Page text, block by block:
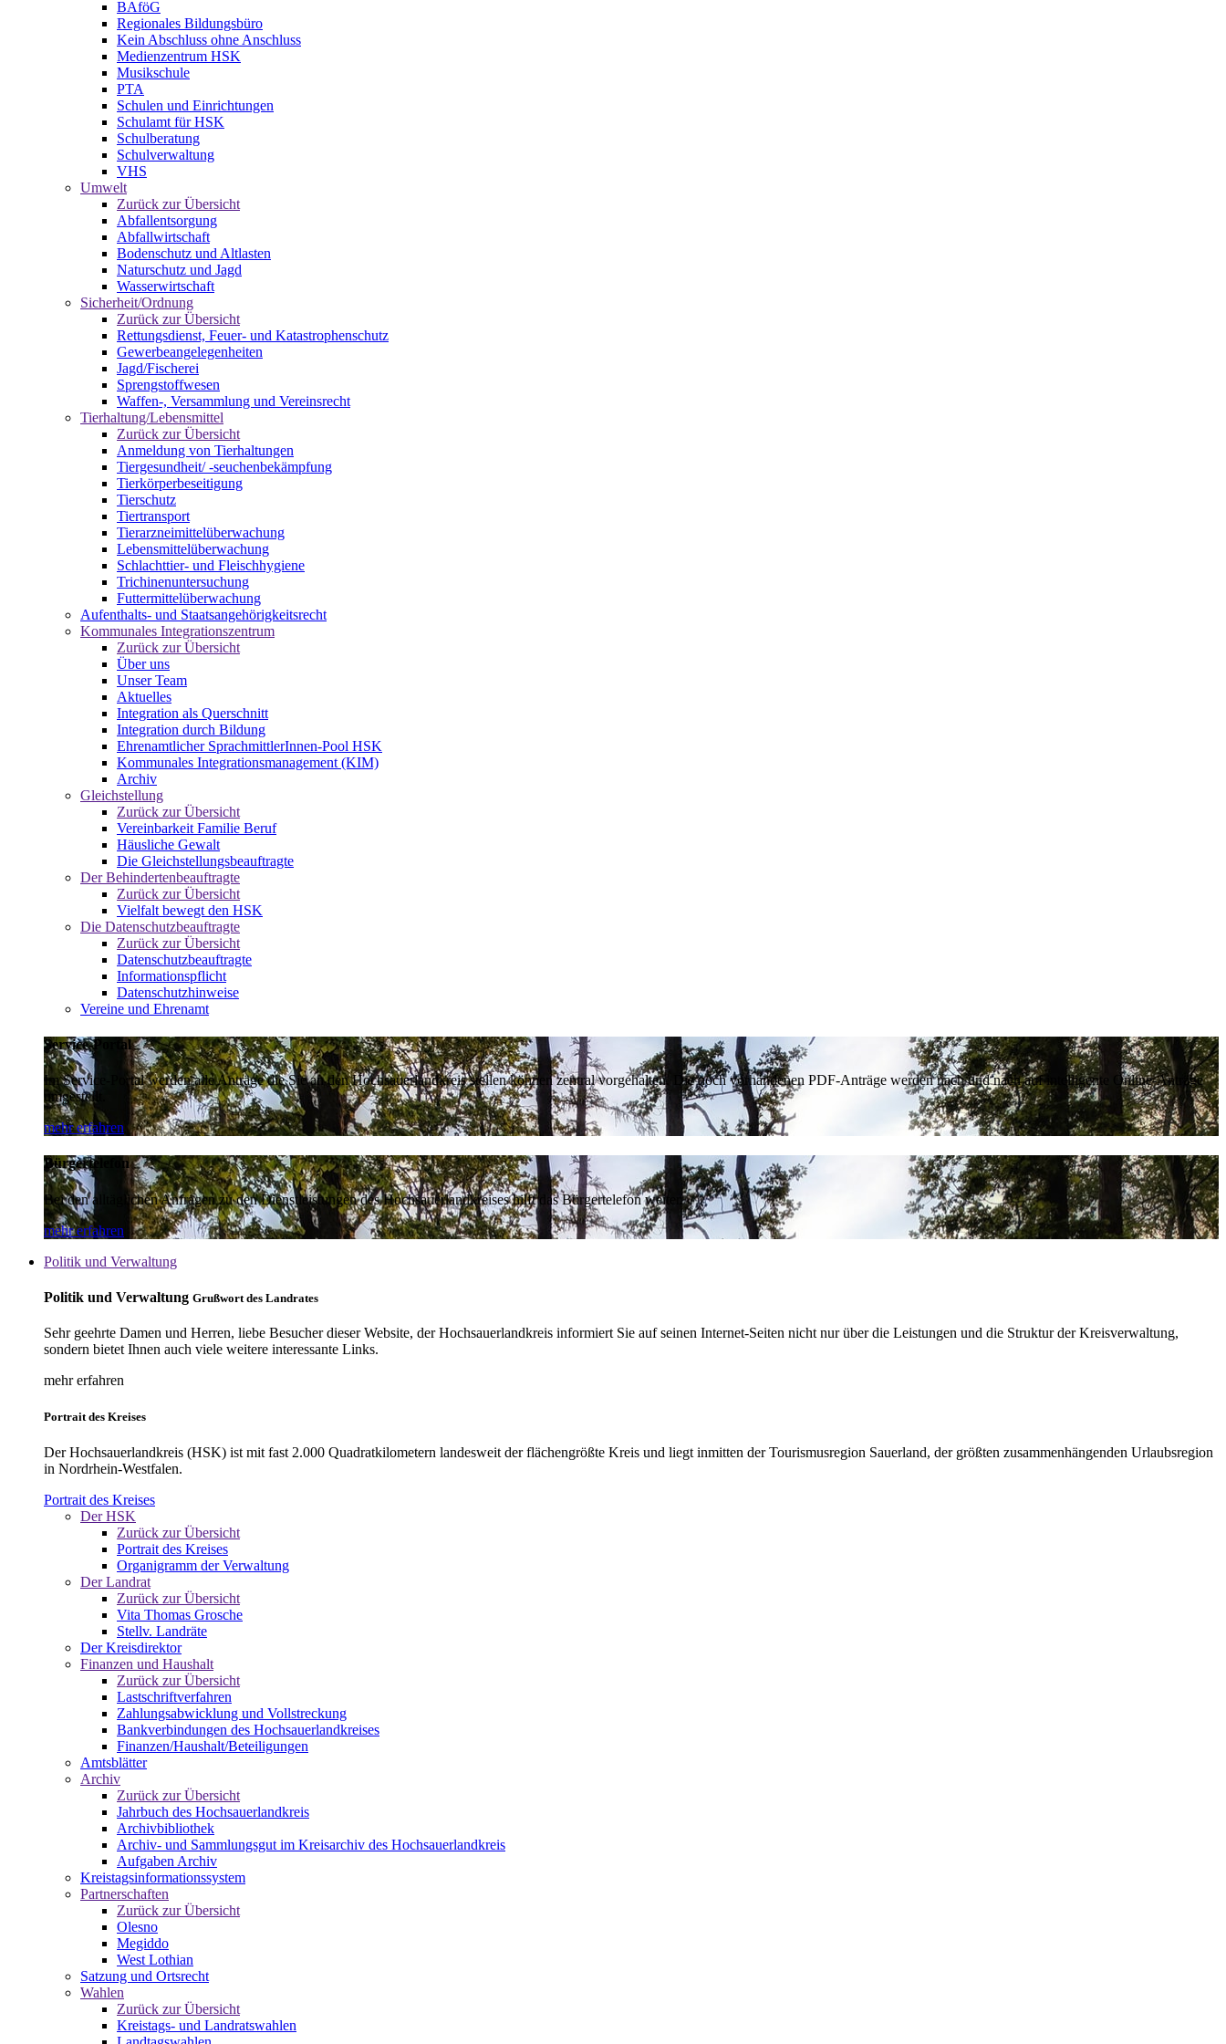
BAföG
Regionales Bildungsbüro
Kein Abschluss ohne Anschluss
Medienzentrum HSK
Musikschule
PTA
Schulen und Einrichtungen
Schulamt für HSK
Schulberatung
Schulverwaltung
VHS
Umwelt
Zurück zur Übersicht
Abfallentsorgung
Abfallwirtschaft
Bodenschutz und Altlasten
Naturschutz und Jagd
Wasserwirtschaft
Sicherheit/Ordnung
Zurück zur Übersicht
Rettungsdienst, Feuer- und Katastrophenschutz
Gewerbeangelegenheiten
Jagd/Fischerei
Sprengstoffwesen
Waffen-, Versammlung und Vereinsrecht
Tierhaltung/Lebensmittel
Zurück zur Übersicht
Anmeldung von Tierhaltungen
Tiergesundheit/ -seuchenbekämpfung
Tierkörperbeseitigung
Tierschutz
Tiertransport
Tierarzneimittelüberwachung
Lebensmittelüberwachung
Schlachttier- und Fleischhygiene
Trichinenuntersuchung
Futtermittelüberwachung
Aufenthalts- und Staatsangehörigkeitsrecht
Kommunales Integrationszentrum
Zurück zur Übersicht
Über uns
Unser Team
Aktuelles
Integration als Querschnitt
Integration durch Bildung
Ehrenamtlicher SprachmittlerInnen-Pool HSK
Kommunales Integrationsmanagement (KIM)
Archiv
Gleichstellung
Zurück zur Übersicht
Vereinbarkeit Familie Beruf
Häusliche Gewalt
Die Gleichstellungsbeauftragte
Der Behindertenbeauftragte
Zurück zur Übersicht
Vielfalt bewegt den HSK
Die Datenschutzbeauftragte
Zurück zur Übersicht
Datenschutzbeauftragte
Informationspflicht
Datenschutzhinweise
Vereine und Ehrenamt
Service-Portal
Im Service-Portal werden alle Anträge die Sie an den Hochsauerlandkreis stellen können zentral vorgehalten. Die noch vorhandenen PDF-Anträge werden nach und nach auf intelligente Online-Anträge
umgestellt.
mehr erfahren
Bürgertelefon
Bei den alltäglichen Anfragen zu den Dienstleistungen des Hochsauerlandkreises hilft das Bürgertelefon weiter.
mehr erfahren
Politik und Verwaltung
Politik und Verwaltung Grußwort des Landrates
Sehr geehrte Damen und Herren, liebe Besucher dieser Website, der Hochsauerlandkreis informiert Sie auf seinen Internet-Seiten nicht nur über die Leistungen und die Struktur der Kreisverwaltung,
sondern bietet Ihnen auch viele weitere interessante Links.
mehr erfahren
Portrait des Kreises
Der Hochsauerlandkreis (HSK) ist mit fast 2.000 Quadratkilometern landesweit der flächengrößte Kreis und liegt inmitten der Tourismusregion Sauerland, der größten zusammenhängenden Urlaubsregion
in Nordrhein-Westfalen.
Portrait des Kreises
Der HSK
Zurück zur Übersicht
Portrait des Kreises
Organigramm der Verwaltung
Der Landrat
Zurück zur Übersicht
Vita Thomas Grosche
Stellv. Landräte
Der Kreisdirektor
Finanzen und Haushalt
Zurück zur Übersicht
Lastschriftverfahren
Zahlungsabwicklung und Vollstreckung
Bankverbindungen des Hochsauerlandkreises
Finanzen/Haushalt/Beteiligungen
Amtsblätter
Archiv
Zurück zur Übersicht
Jahrbuch des Hochsauerlandkreis
Archivbibliothek
Archiv- und Sammlungsgut im Kreisarchiv des Hochsauerlandkreis
Aufgaben Archiv
Kreistagsinformationssystem
Partnerschaften
Zurück zur Übersicht
Olesno
Megiddo
West Lothian
Satzung und Ortsrecht
Wahlen
Zurück zur Übersicht
Kreistags- und Landratswahlen